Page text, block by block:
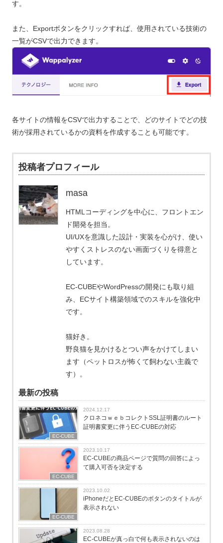
す。
また、Exportボタンをクリックすれば、使用されている技術の
一覧がCSVで出力できます。
各サイトの情報をCSVで出力することで、どのサイトでどの技
術が採用されているかの資料を作成することも可能です。
投稿者プロフィール
masa
HTMLコーディングを中心に、フロントエン
ド開発を担当。
UI/UXを意識した設計・実装を心がけ、使い
やすくストレスのない画面づくりを得意と
しています。
EC-CUBEやWordPressの開発にも取り組
み、ECサイト構築領域でのスキルを強化中
です。
猫好き。
野良猫を見かけるとつい声をかけてしまい
ます（ペットロスが怖くて飼わない主義で
す）。
最新の投稿
EC-CUBE
2024.12.17
クロネコｗｅｂコレクトSSL証明書のルート
証明書変更に伴うEC-CUBEの対応
EC-CUBE
2023.10.17
EC-CUBEの商品ページで質問の回答によっ
て購入可否を決定する
EC-CUBE
2023.10.02
iPhoneだとEC-CUBEのボタンのタイトルが
表示されない
2023.08.28
EC-CUBEが真っ白で何も表示されないのは